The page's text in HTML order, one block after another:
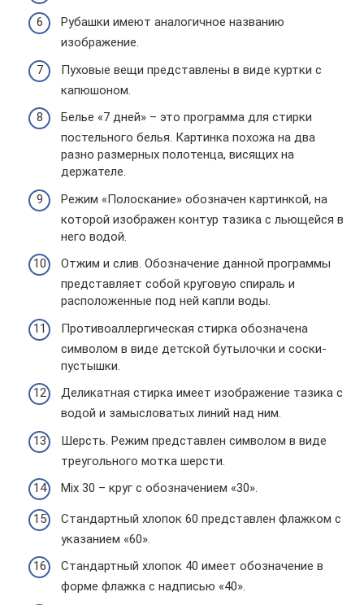
Рубашки имеют аналогичное названию
изображение.
Пуховые вещи представлены в виде куртки с
капюшоном.
Белье «7 дней» – это программа для стирки
постельного белья. Картинка похожа на два
разно размерных полотенца, висящих на
держателе.
Режим «Полоскание» обозначен картинкой, на
которой изображен контур тазика с льющейся в
него водой.
Отжим и слив. Обозначение данной программы
представляет собой круговую спираль и
расположенные под ней капли воды.
Противоаллергическая стирка обозначена
символом в виде детской бутылочки и соски-
пустышки.
Деликатная стирка имеет изображение тазика с
водой и замысловатых линий над ним.
Шерсть. Режим представлен символом в виде
треугольного мотка шерсти.
Mix 30 – круг с обозначением «30».
Стандартный хлопок 60 представлен флажком с
указанием «60».
Стандартный хлопок 40 имеет обозначение в
форме флажка с надписью «40».